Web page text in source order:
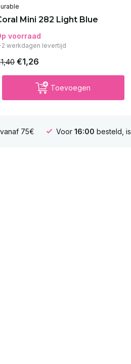
Mini 282 Light Blue
voorraad
2 werkdagen levertijd
€1,26
Toevoegen
75€ Voor 16:00 besteld, is